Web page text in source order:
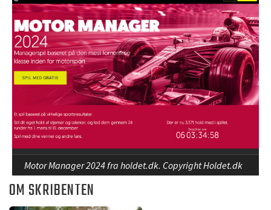
Motor Manager 2024 fra holdet.dk. Copyright Holdet.dk
OM SKRIBENTEN